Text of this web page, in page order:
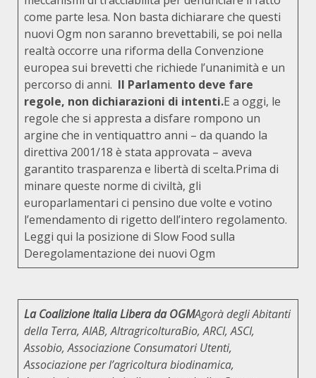
come parte lesa. Non basta dichiarare che questi
nuovi Ogm non saranno brevettabili, se poi nella
realtà occorre una riforma della Convenzione
europea sui brevetti che richiede l’unanimità e un
percorso di anni. Il Parlamento deve fare
regole, non dichiarazioni di intenti.E a oggi, le
regole che si appresta a disfare rompono un
argine che in ventiquattro anni – da quando la
direttiva 2001/18 è stata approvata – aveva
garantito trasparenza e libertà di scelta.Prima di
minare queste norme di civiltà, gli
europarlamentari ci pensino due volte e votino
l’emendamento di rigetto dell’intero regolamento.
Leggi qui la posizione di Slow Food sulla
Deregolamentazione dei nuovi Ogm
La Coalizione Italia Libera da OGMAgorà degli Abitanti
della Terra, AIAB, AltragricolturaBio, ARCI, ASCI,
Assobio, Associazione Consumatori Utenti,
Associazione per l’agricoltura biodinamica,